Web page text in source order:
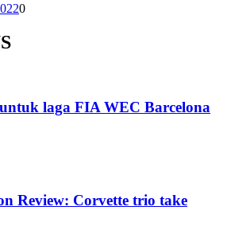
0
laga FIA WEC Barcelona
Review: Corvette trio take